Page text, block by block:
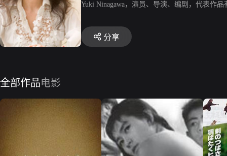
Yuki Ninagawa，演员、导演、编剧，代表作
分享
全部作品电影